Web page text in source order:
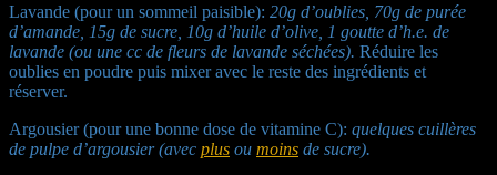
Lavande (pour un sommeil paisible): 20g d’oublies, 70g de purée
d’amande, 15g de sucre, 10g d’huile d’olive, 1 goutte d’h.e. de
lavande (ou une cc de fleurs de lavande séchées). Réduire les
oublies en poudre puis mixer avec le reste des ingrédients et
réserver.
Argousier (pour une bonne dose de vitamine C): quelques cuillères
de pulpe d’argousier (avec plus ou moins de sucre).